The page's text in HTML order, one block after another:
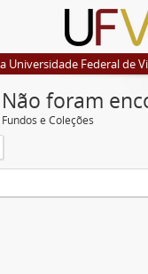
Universidade Federal de
Não foram
Fundos e Coleções